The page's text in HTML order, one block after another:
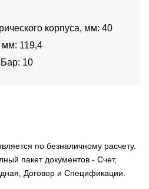
корпуса, мм: 40
мм: 119,4
10
по безналичному расчету.
пакет документов - Счет,
Договор и Спецификации.